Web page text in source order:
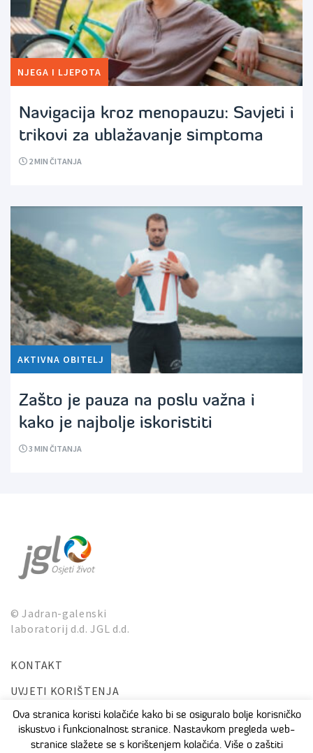
NJEGA I LJEPOTA
Navigacija kroz menopauzu: Savjeti i
trikovi za ublažavanje simptoma
2MIN ČITANJA
AKTIVNA OBITELJ
Zašto je pauza na poslu važna i
kako je najbolje iskoristiti
3 MIN ČITANJA
© Jadran-galenski
laboratorij d.d. JGL d.d.
KONTAKT
UVJETI KORIŠTENJA
ZAŠTITA PRIVATNOSTI I OSOBNIH PODATAKA
Ova stranica koristi kolačiće kako bi se osiguralo bolje korisničko
iskustvo i funkcionalnost stranice. Nastavkom pregleda web-
stranice slažete se s korištenjem kolačića. Više o zaštiti